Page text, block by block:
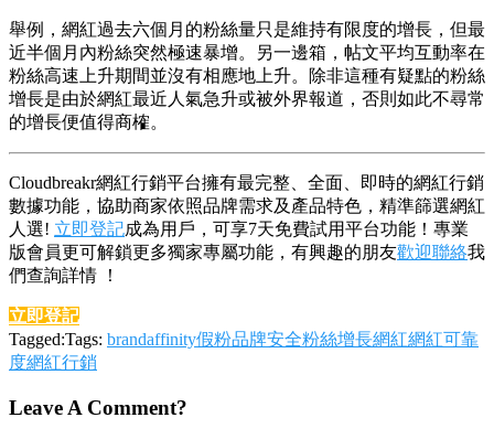
舉例，網紅過去六個月的粉絲量只是維持有限度的增長，但最
近半個月內粉絲突然極速暴增。另一邊箱，帖文平均互動率在
粉絲高速上升期間並沒有相應地上升。除非這種有疑點的粉絲
增長是由於網紅最近人氣急升或被外界報道，否則如此不尋常
的增長便值得商榷。
Cloudbreakr網紅行銷平台擁有最完整、全面、即時的網紅行銷
數據功能，協助商家依照品牌需求及產品特色，精準篩選網紅
人選! 立即登記成為用戶，可享7天免費試用平台功能！專業
版會員更可解鎖更多獨家專屬功能，有興趣的朋友歡迎聯絡我
們查詢詳情 ！
立即登記
Tagged:Tags: brandaffinity假粉品牌安全粉絲增長網紅網紅可靠
度網紅行銷
Leave A Comment?